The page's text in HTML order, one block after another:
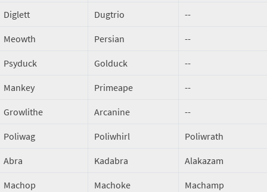
Diglett Dugtrio --
Meowth Persian --
Psyduck Golduck --
Mankey Primeape --
Growlithe Arcanine --
Poliwag Poliwhirl Poliwrath
Abra Kadabra Alakazam
Machop Machoke Machamp